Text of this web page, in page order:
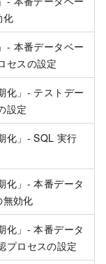
化
- 本番データベー
セスの設定
化」- テストデー
設定
化」- SQL 実行
化」- 本番データ
効化
化」- 本番データ
プロセスの設定